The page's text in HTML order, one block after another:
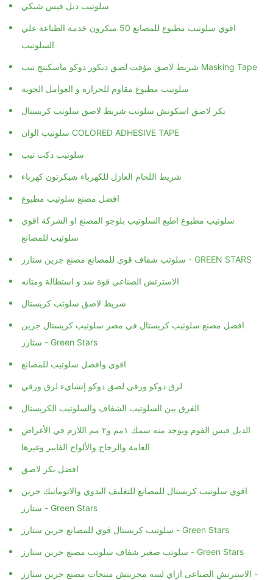
سلوتيب دبل فيس شبكي
اقوي سلوتيب مطبوع للمصانع 50 ميكرون خدمة الطباعة علي
السلوتيب
شريط لاصق مؤقت لصق ديكور دوكو ماسكينج تيب Masking Tape
سلوتيب مطبوع مقاوم للحرارة و العوامل الجوية
بكر لاصق اسكوتش سلوتب شريط لاصق سلوتب كريستال
سلوتيب الوان COLORED ADHESIVE TAPE
سلوتيب دكت تيب
شريط اللحام العازل للكهرباء شيكرتون كهرباء
افضل مصنع سلوتيب مطبوع
سلوتيب مطبوع اطبع السلوتيب بلوجو المصنع او الشركة اقوي
سلوتيب للمصانع
سلوتب شفاف قوي للمصانع مصنع جرين ستارز - GREEN STARS
الاسترتش الصناعى قوة شد و استطالة ومتانه
شريط لاصق سلوتب كريستال
افضل مصنع سلوتيب كريستال في مصر سلوتيب كريستال جرين
ستارز - Green Stars
اقوي وافضل سلوتيب للمصانع
لزق دوكو ورقي لصق دوكو إنشايء لزق ورقي
الفرق بين السلوتيب الشفاف والسلوتيب الكريستال
الدبل فيس الفوم ويوجد منه سمك ١مم و٢ مم اللازم في الأغراض
العامة والزجاج والألواح الفايبر وغيرها
افضل بكر لاصق
اقوي سلوتيب كريستال للمصانع للتغليف اليدوي والاتوماتيك جرين
ستارز - Green Stars
سلوتيب كريستال قوي للمصانع جرين ستارز - Green Stars
سلوتب صغير شفاف سلوتب مصنع جرين ستارز - Green Stars
الاسترتش الصناعى ازاي لسه مجربتش منتجات مصنع جرين ستارز -